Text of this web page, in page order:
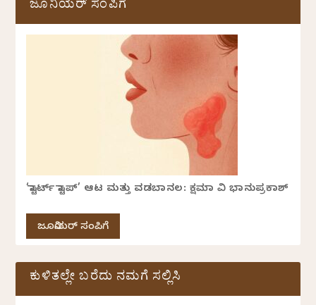
ಜೂನಿಯರ್ ಸಂಪಿಗೆ
‘ಸ್ಟಾರ್ಟ್ ಸ್ಟಾಪ್’ ಆಟ ಮತ್ತು ವಡಬಾನಲ: ಕ್ಷಮಾ ವಿ ಭಾನುಪ್ರಕಾಶ್
ಜೂನಿಯರ್ ಸಂಪಿಗೆ
ಕುಳಿತಲ್ಲೇ ಬರೆದು ನಮಗೆ ಸಲ್ಲಿಸಿ